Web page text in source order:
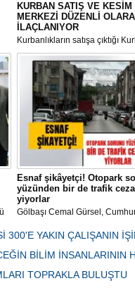
KURBAN SATIŞ VE KESİM
MERKEZİ DÜZENLİ
İLAÇLANIYOR
Kurbanlıkların satışa çıktığı
ve Kesim Merkezi, haşere ve
mikropların önüne geçilmesi
her gün Gölbaşı Belediyesi
tarafından düzenli olarak
Esnaf şikâyetçi! Otopark
yüzünden bir de trafik
yiyorlar
Gölbaşı Cemal Gürsel,
bulunan esnaf ve alışverişe
vatandaşlar park cezaları
canından bezdi.
300'E YAKIN ÇALIŞANIN
BİLİM İNSANLARININ
TOPRAKLA BULUŞTU